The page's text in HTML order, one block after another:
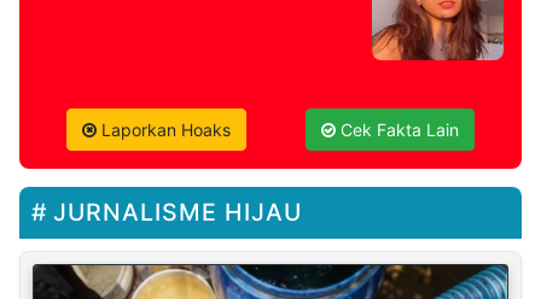
Laporkan Hoaks Cek Fakta Lain
JURNALISME HIJAU